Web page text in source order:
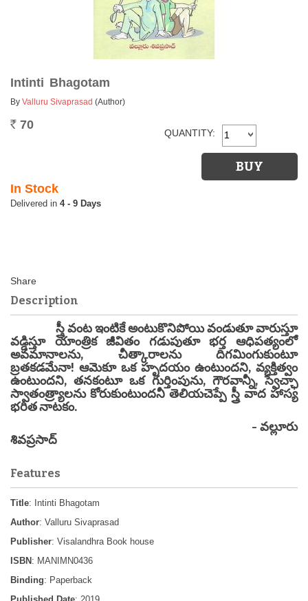
Intinti Bhagotam
By Valluru Sivaprasad (Author)
Rs. 70
QUANTITY:
In Stock
4 - 9 Days
Description
స్త్రీ వంట ఇంటికే అంటుకొనిపోయి వండుతూ వారుస్తూ
వడ్డిస్తూ యాంత్రిక జీవితం గడుపుతూ భర్త ఆధిపత్యంలో
అవమానాలను, చీత్కారాలను దిగమింగుకుంటూ
బ్రతకడమేనా! ఆమెకూ ఒక హృదయం ఉంటుందని, వ్యక్తిత్వం
ఉంటుందని, తనకంటూ ఒక గుర్తింపును, గౌరవాన్నీ, స్వేచ్ఛా
స్వాతంత్ర్యాలను కోరుకుంటుందనీ తెలియచెప్పే స్త్రీ వాద హాస్య
భరిత నాటకం.
- వల్లూరు
శివప్రసాద్
Features
Title: Intinti Bhagotam
Author: Valluru Sivaprasad
Publisher: Visalandhra Book house
ISBN : MANIMN0436
Binding: Paperback